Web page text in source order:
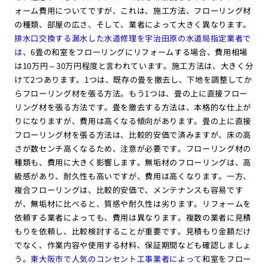
ォーム費用についてですが、これは、施工方法、フローリング材
の種類、部屋の広さ、そして、業者によって大きく異なります。
排水口交換する漏水した水道修理を宇治田原の水道局指定業者で
は、6畳の和室をフローリングにリフォームする場合、費用相場
は10万円～30万円程度と言われています。施工方法は、大きく分
けて2つあります。1つは、既存の畳を撤去し、下地を調整してか
らフローリング材を張る方法。もう1つは、畳の上に直接フロー
リング材を張る方法です。畳を撤去する方法は、本格的な仕上が
りになりますが、費用は高くなる傾向があります。畳の上に直接
フローリング材を張る方法は、比較的安価で済みますが、床の高
さが数センチ高くなるため、注意が必要です。フローリング材の
種類も、費用に大きく影響します。無垢材のフローリングは、高
級感があり、耐久性も高いですが、費用は高くなります。一方、
複合フローリングは、比較的安価で、メンテナンスも容易です
が、無垢材に比べると、質感や耐久性は劣ります。リフォームを
依頼する業者によっても、費用は異なります。複数の業者に見積
もりを依頼し、比較検討することが重要です。見積もり金額だけ
でなく、作業内容や使用する材料、保証期間なども確認しましょ
う。東大阪市で人気のコンセント工事業者によって和室をフロー